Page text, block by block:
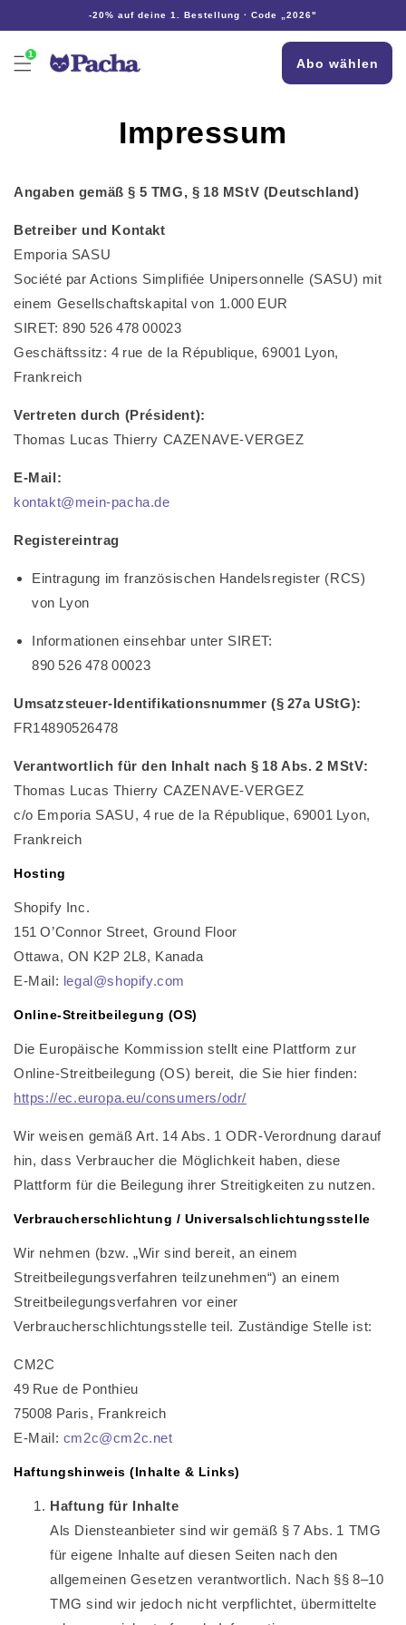
Inhalt
-20% auf deine 1. Bestellung · Code „2026"
1
Abo wählen
Impressum
Angaben gemäß § 5 TMG, § 18 MStV (Deutschland)
Betreiber und Kontakt
Emporia SASU
Société par Actions Simplifiée Unipersonnelle (SASU) mit
einem Gesellschaftskapital von 1.000 EUR
SIRET: 890 526 478 00023
Geschäftssitz: 4 rue de la République, 69001 Lyon,
Frankreich
Vertreten durch (Président):
Thomas Lucas Thierry CAZENAVE-VERGEZ
E-Mail:
kontakt@mein-pacha.de
Registereintrag
Eintragung im französischen Handelsregister (RCS)
von Lyon
Informationen einsehbar unter SIRET:
890 526 478 00023
Umsatzsteuer-Identifikationsnummer (§ 27a UStG):
FR14890526478
Verantwortlich für den Inhalt nach § 18 Abs. 2 MStV:
Thomas Lucas Thierry CAZENAVE-VERGEZ
c/o Emporia SASU, 4 rue de la République, 69001 Lyon,
Frankreich
Hosting
Shopify Inc.
151 O’Connor Street, Ground Floor
Ottawa, ON K2P 2L8, Kanada
E-Mail: legal@shopify.com
Online-Streitbeilegung (OS)
Die Europäische Kommission stellt eine Plattform zur
Online-Streitbeilegung (OS) bereit, die Sie hier finden:
https://ec.europa.eu/consumers/odr/
Wir weisen gemäß Art. 14 Abs. 1 ODR-Verordnung darauf
hin, dass Verbraucher die Möglichkeit haben, diese
Plattform für die Beilegung ihrer Streitigkeiten zu nutzen.
Verbraucherschlichtung / Universalschlichtungsstelle
Wir nehmen (bzw. „Wir sind bereit, an einem
Streitbeilegungsverfahren teilzunehmen“) an einem
Streitbeilegungsverfahren vor einer
Verbraucherschlichtungsstelle teil. Zuständige Stelle ist:
CM2C
49 Rue de Ponthieu
75008 Paris, Frankreich
E-Mail: cm2c@cm2c.net
Haftungshinweis (Inhalte & Links)
Haftung für Inhalte
Als Diensteanbieter sind wir gemäß § 7 Abs. 1 TMG
für eigene Inhalte auf diesen Seiten nach den
allgemeinen Gesetzen verantwortlich. Nach §§ 8–10
TMG sind wir jedoch nicht verpflichtet, übermittelte